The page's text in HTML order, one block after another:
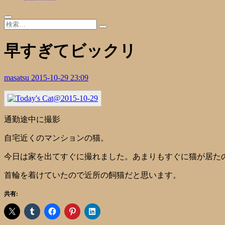
早すぎてビックリ
masatsu 2015-10-29 23:09
通勤途中に撮影
自宅近くのマンションの猫。
今日は家を出てすぐに撮れました。あまりもすぐに猫が居た
首輪を着けていたので近所の飼猫だと思います。
共有: